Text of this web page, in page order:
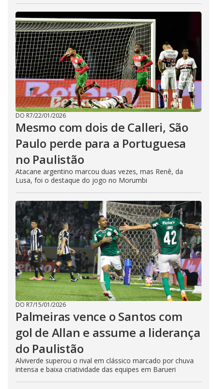
DO R7/22/01/2026
Mesmo com dois de Calleri, São
Paulo perde para a Portuguesa
no Paulistão
Atacane argentino marcou duas vezes, mas Renê, da
Lusa, foi o destaque do jogo no Morumbi
DO R7/15/01/2026
Palmeiras vence o Santos com
gol de Allan e assume a liderança
do Paulistão
Alviverde superou o rival em clássico marcado por chuva
intensa e baixa criatividade das equipes em Barueri